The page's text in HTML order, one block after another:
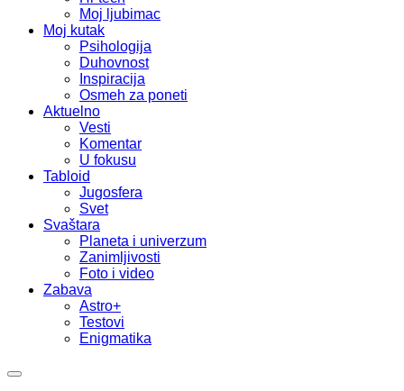
Moj ljubimac
Moj kutak
Psihologija
Duhovnost
Inspiracija
Osmeh za poneti
Aktuelno
Vesti
Komentar
U fokusu
Tabloid
Jugosfera
Svet
Svaštara
Planeta i univerzum
Zanimljivosti
Foto i video
Zabava
Astro+
Testovi
Enigmatika